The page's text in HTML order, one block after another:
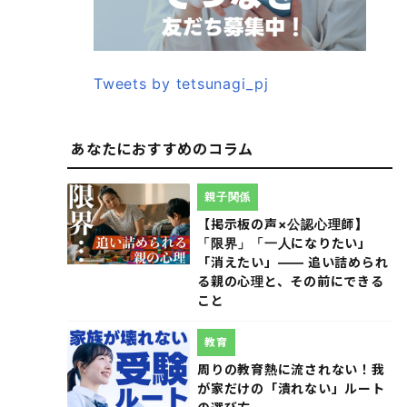
Tweets by tetsunagi_pj
あなたにおすすめのコラム
【掲示板の声×公認心理師】
「限界」「一人になりたい」
「消えたい」―― 追い詰められ
る親の心理と、その前にできる
こと
親子関係
周りの教育熱に流されない！我
が家だけの「潰れない」ルート
教育